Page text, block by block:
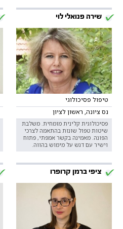
שירה פנואלי לוי
טיפול פסיכולוגי
נס ציונה, ראשון לציון
פסיכולוגית קלינית מומחית. משלבת
שיטות טפול שונות בהתאמה לצרכי
הפונה. מאמינה בקשר אמפתי, פתוח
וישיר עם דגש על מימוש בהווה.
ציפי ברמן קרופרו